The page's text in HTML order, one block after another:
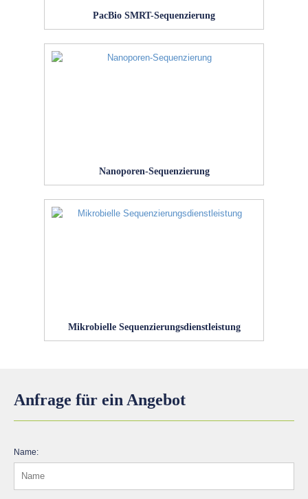
PacBio SMRT-Sequenzierung
Nanoporen-Sequenzierung
Mikrobielle Sequenzierungsdienstleistung
Anfrage für ein Angebot
Name: